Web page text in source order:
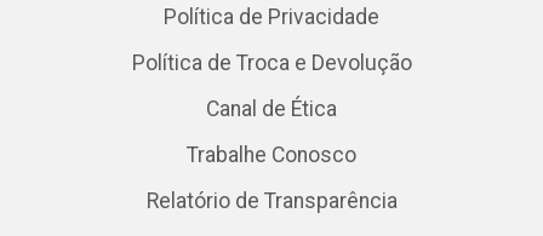
Política de Privacidade
Política de Troca e Devolução
Canal de Ética
Trabalhe Conosco
Relatório de Transparência